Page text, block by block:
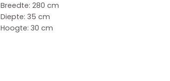
Breedte: 280 cm
Diepte: 35 cm
Hoogte: 30 cm